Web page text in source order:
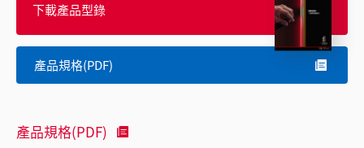
下載產品型錄
產品規格(PDF)
產品規格(PDF)